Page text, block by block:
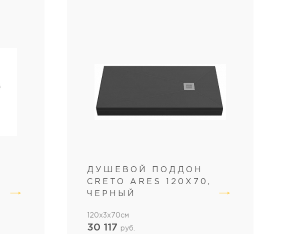
ДУШЕВОЙ ПОДДОН
CRETO ARES 120X70,
ЧЕРНЫЙ
120x3x70см
30 117 руб.